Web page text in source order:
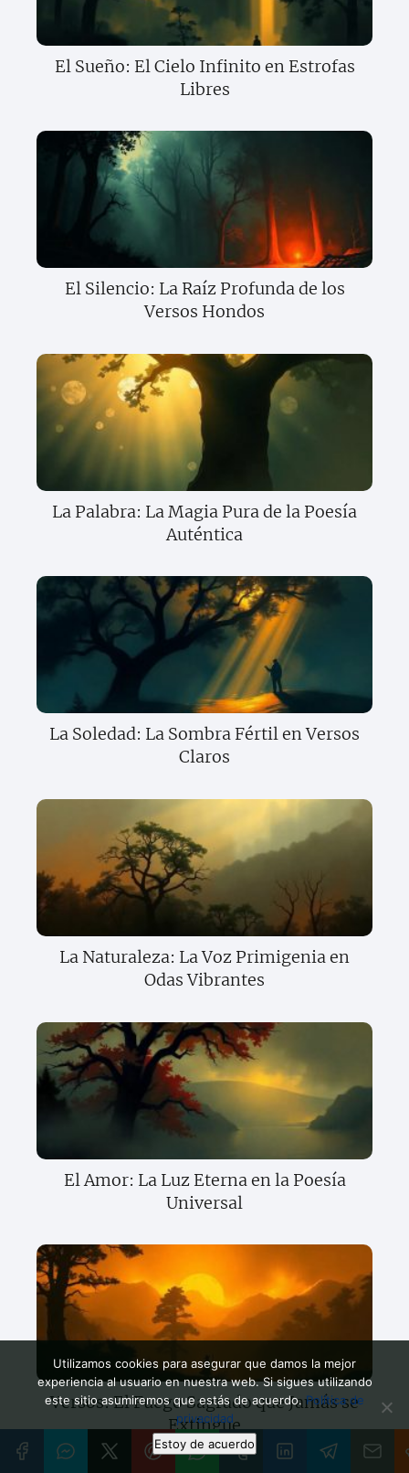
El Sueño: El Cielo Infinito en Estrofas
Libres
El Silencio: La Raíz Profunda de los
Versos Hondos
La Palabra: La Magia Pura de la Poesía
Auténtica
La Soledad: La Sombra Fértil en Versos
Claros
La Naturaleza: La Voz Primigenia en
Odas Vibrantes
El Amor: La Luz Eterna en la Poesía
Universal
Versos: El Fuego Sagrado que Jamás se
Extingue
Utilizamos cookies para asegurar que damos la mejor
experiencia al usuario en nuestra web. Si sigues utilizando
este sitio asumiremos que estás de acuerdo.Política de
privacidad
Estoy de acuerdo